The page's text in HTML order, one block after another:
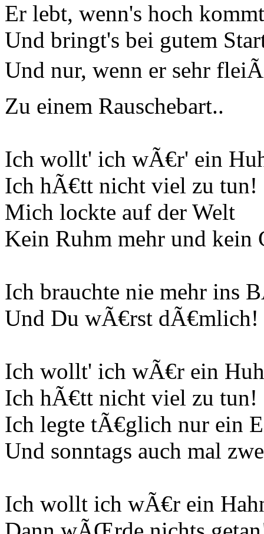
Er lebt, wenn's hoch
Und bringt's bei gutem
Und nur, wenn er sehr
Zu einem Rauschebart..
Ich wollt' ich wÃ€r' ein
Ich hÃ€tt nicht viel zu tun!
Mich lockte auf der Welt
Kein Ruhm mehr und kein
Ich brauchte nie mehr ins
Und Du wÃ€rst
Ich wollt' ich wÃ€r ein
Ich hÃ€tt nicht viel zu tun!
Ich legte tÃ€glich nur ein
Und sonntags auch mal
Ich wollt ich wÃ€r ein